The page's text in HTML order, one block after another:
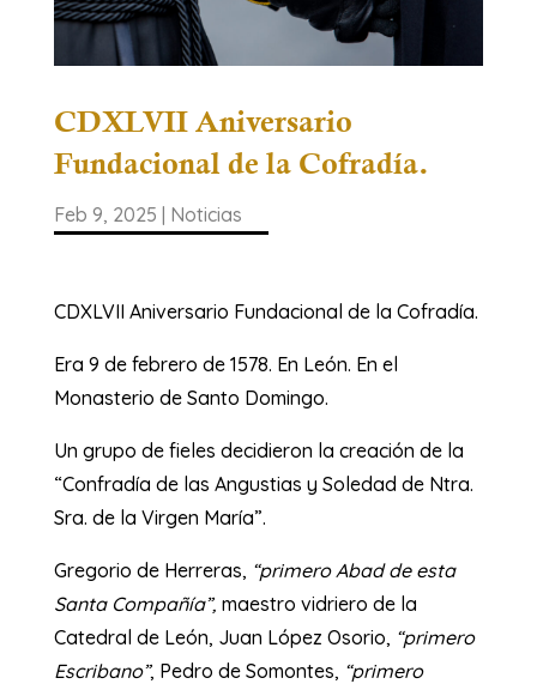
CDXLVII Aniversario
Fundacional de la Cofradía.
Feb 9, 2025 | Noticias
CDXLVII Aniversario Fundacional de la Cofradía.
Era 9 de febrero de 1578. En León. En el
Monasterio de Santo Domingo.
Un grupo de fieles decidieron la creación de la
“Confradía de las Angustias y Soledad de Ntra.
Sra. de la Virgen María”.
Gregorio de Herreras, “primero Abad de esta
Santa Compañía”, maestro vidriero de la
Catedral de León, Juan López Osorio, “primero
Escribano”, Pedro de Somontes, “primero